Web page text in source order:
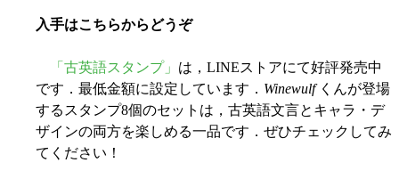
入手はこちらからどうぞ
「古英語スタンプ」 は，LINEストアにて好評発売中
です．最低金額に設定しています． Winewulfくんが登場
するスタンプ8個のセットは，古英語文言とキャラ・デ
ザインの両方を楽しめる一品です．ぜひチェックしてみ
てください！